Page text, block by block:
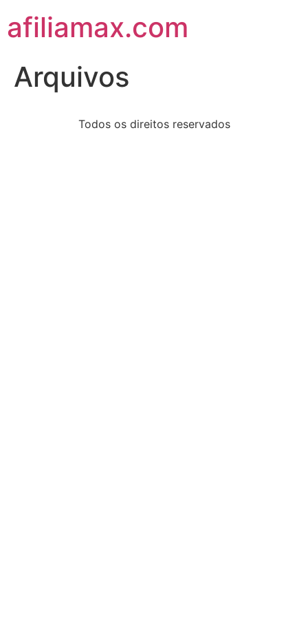
afiliamax.com
Arquivos
Todos os direitos reservados